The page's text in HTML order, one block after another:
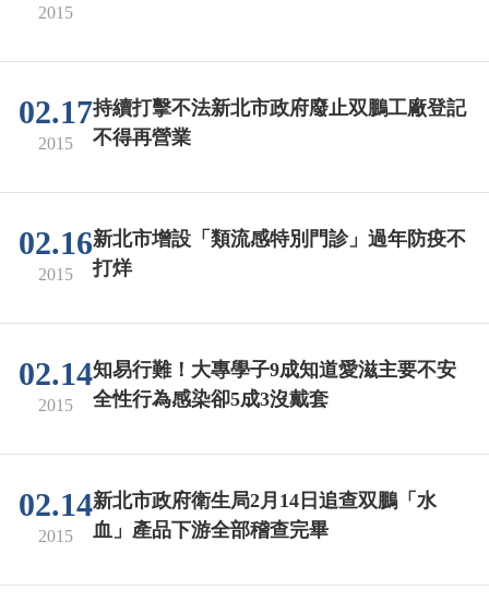
2015
02.17
2015
持續打擊不法新北市政府廢止双鵬工廠登記
不得再營業
02.16
2015
新北市增設「類流感特別門診」過年防疫不
打烊
02.14
2015
知易行難！大專學子9成知道愛滋主要不安
全性行為感染卻5成3沒戴套
02.14
2015
新北市政府衛生局2月14日追查双鵬「水
血」產品下游全部稽查完畢